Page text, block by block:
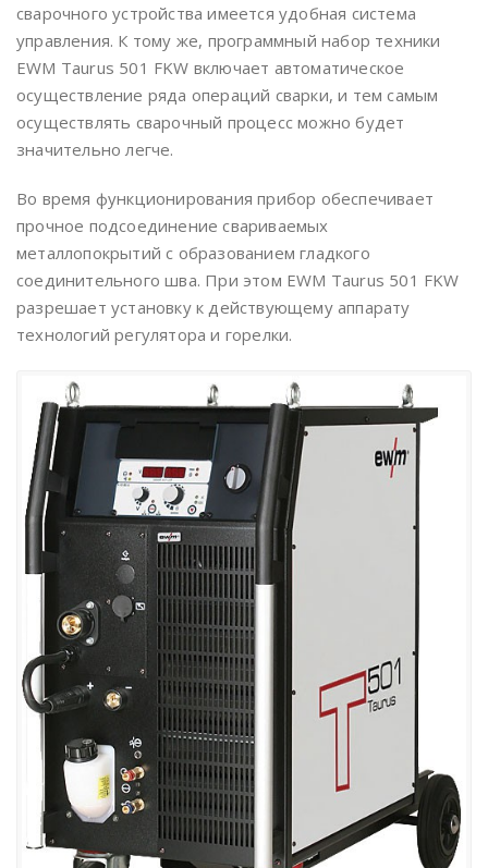
сварочного устройства имеется удобная система
управления. К тому же, программный набор техники
EWM Taurus 501 FKW включает автоматическое
осуществление ряда операций сварки, и тем самым
осуществлять сварочный процесс можно будет
значительно легче.
Во время функционирования прибор обеспечивает
прочное подсоединение свариваемых
металлопокрытий с образованием гладкого
соединительного шва. При этом EWM Taurus 501 FKW
разрешает установку к действующему аппарату
технологий регулятора и горелки.